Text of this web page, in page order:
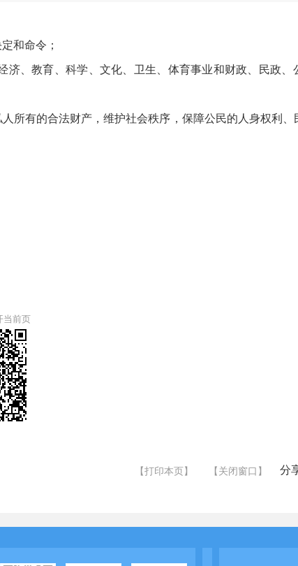
和命令；
、教育、科学、文化、卫生、体育事业和财政、民政、
所有的合法财产，维护社会秩序，保障公民的人身权利、
当前页
【打印本页】 【关闭窗口】 分